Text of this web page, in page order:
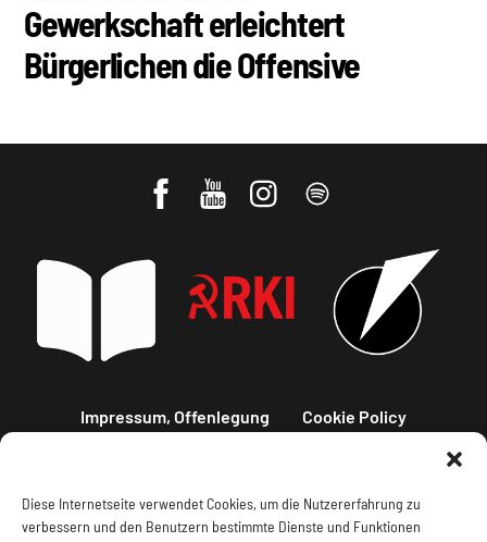
Diese Internetseite verwendet Cookies, um die Nutzererfahrung zu
verbessern und den Benutzern bestimmte Dienste und Funktionen
Gewerkschaft erleichtert
Bürgerlichen die Offensive
Impressum, Offenlegung Cookie Policy